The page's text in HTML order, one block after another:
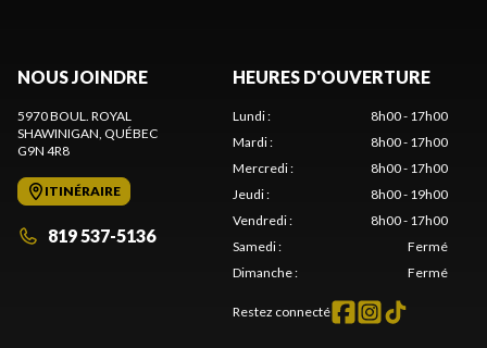
NOUS JOINDRE
5970 BOUL. ROYAL
SHAWINIGAN, QUÉBEC
G9N 4R8
ITINÉRAIRE
819 537-5136
HEURES D'OUVERTURE
Lundi:
8h00 - 17h00
Mardi:
8h00 - 17h00
Mercredi:
8h00 - 17h00
Jeudi:
8h00 - 19h00
Vendredi:
8h00 - 17h00
Samedi:
Fermé
Dimanche: Fermé
Restez connecté